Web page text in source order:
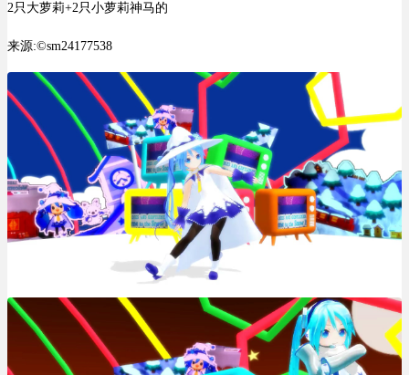
2只大萝莉+2只小萝莉神马的
来源:©sm24177538